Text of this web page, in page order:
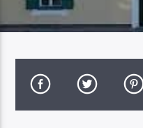
Traccia corrente